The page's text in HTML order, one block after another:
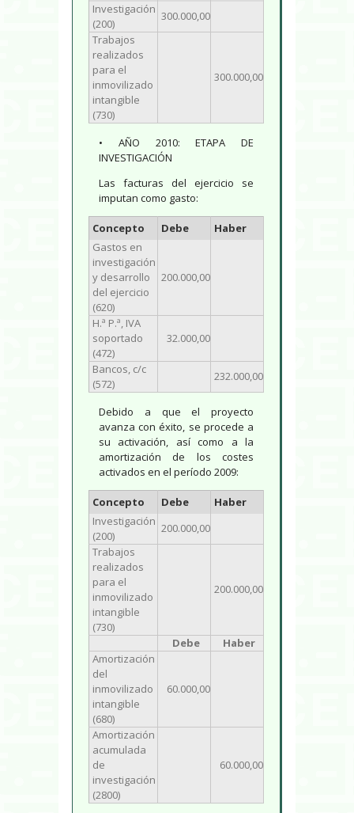
Investigación
(200)
300.000,00
Trabajos
realizados
para el
inmovilizado
intangible
(730)
300.000,00
• AÑO 2010: ETAPA DE
INVESTIGACIÓN
Las facturas del ejercicio se
imputan como gasto:
Concepto Debe
Haber
Gastos en
investigación
y desarrollo
del ejercicio
(620)
200.000,00
H.ª P.ª, IVA
soportado
(472)
32.000,00
Bancos, c/c
(572)
232.000,00
Debido a que el proyecto
avanza con éxito, se procede a
su activación, así como a la
amortización de los costes
activados en el período 2009:
Concepto Debe
Haber
Investigación
(200)
200.000,00
Trabajos
realizados
para el
inmovilizado
intangible
(730)
200.000,00
Debe
Haber
Amortización
del
inmovilizado
intangible
(680)
60.000,00
Amortización
acumulada
de
investigación
(2800)
60.000,00